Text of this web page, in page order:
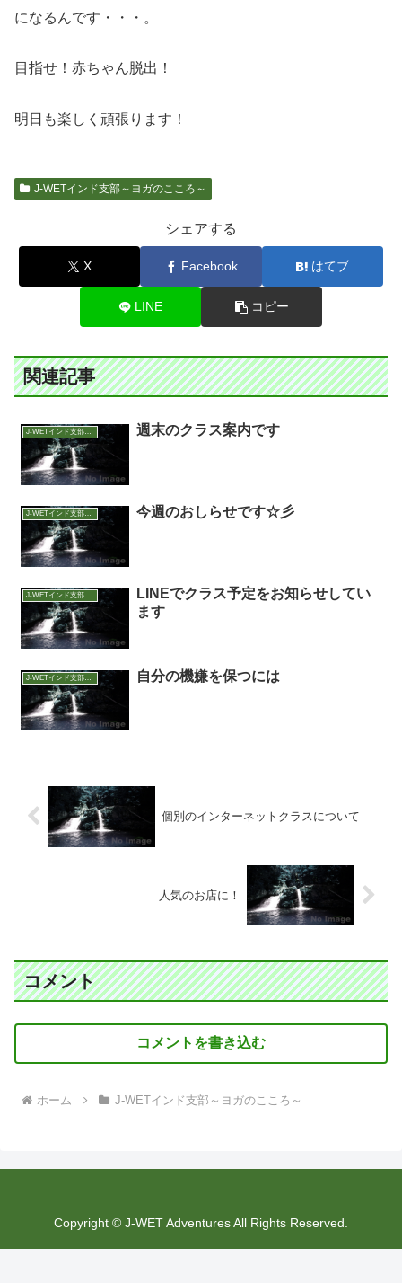
になるんです・・・。
目指せ！赤ちゃん脱出！
明日も楽しく頑張ります！
J-WETインド支部～ヨガのこころ～
シェアする
X Facebook はてブ
LINE コピー
関連記事
J-WETインド支部～ヨガのこころ～ 週末のクラス案内です
J-WETインド支部～ヨガのこころ～ 今週のおしらせです☆彡
J-WETインド支部～ヨガのこころ～
LINEでクラス予定をお知らせしてい
ます
J-WETインド支部～ヨガのこころ～ 自分の機嫌を保つには
個別のインターネットクラスについて
人気のお店に！
コメント
コメントを書き込む
ホーム J-WETインド支部～ヨガのこころ～
Copyright © J-WET Adventures All Rights Reserved.